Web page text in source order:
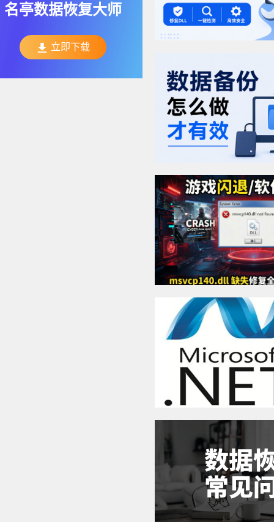
名亭数据恢复大师
立即下载